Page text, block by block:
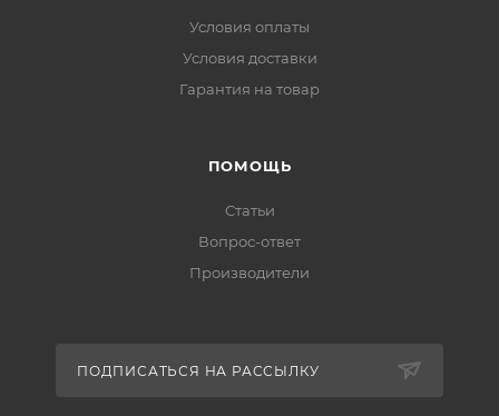
Условия оплаты
Условия доставки
Гарантия на товар
ПОМОЩЬ
Статьи
Вопрос-ответ
Производители
ПОДПИСАТЬСЯ НА РАССЫЛКУ